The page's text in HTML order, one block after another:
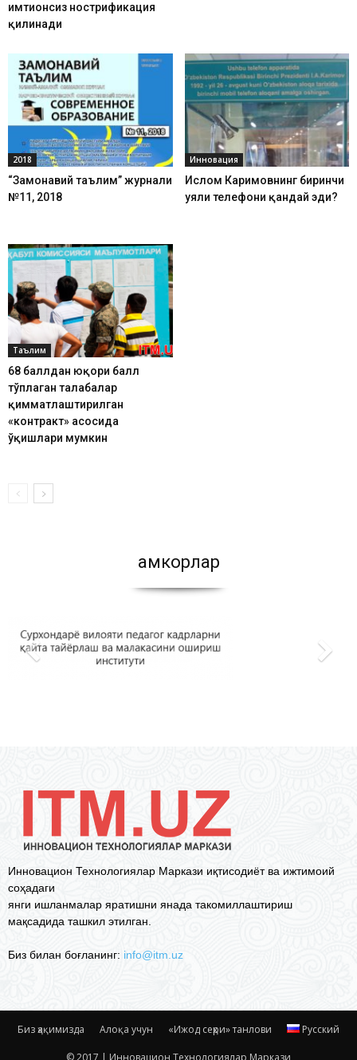
имтиҳонсиз нострификация
қилинади
2018
“Замонавий таълим” журнали
№11, 2018
Инновация
Ислом Каримовнинг биринчи
уяли телефони қандай эди?
Таълим
68 баллдан юқори балл
тўплаган талабалар
қимматлаштирилган
«контракт» асосида
ўқишлари мумкин
Ҳамкорлар
Инновацион Технологиялар Маркази иқтисодиёт ва ижтимоий
соҳадаги
янги ишланмалар яратишни янада такомиллаштириш
мақсадида ташкил этилган.
Биз билан боғланинг: info@itm.uz
Биз ҳақимизда Алоқа учун «Ижод сеҳри» танлови Русский